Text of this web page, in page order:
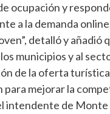
ocupación y
a la demanda
detalló y añadió
municipios y al
de la oferta turística
para mejorar la
intendente de Monte